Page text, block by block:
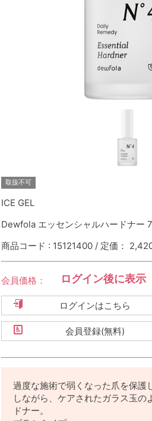
取扱不可
ICE GEL
Dewfola エッセンシャルハードナー
商品コード : 15121400 / 定価：
会員価格： ログイン後に表示
ログインはこちら
会員登録(無料)
過度な施術で弱くなった爪を保護
しながら、ケアされたガラス玉の
ドナー。